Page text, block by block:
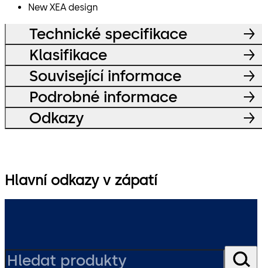
New XEA design
Technické specifikace
Klasifikace
Související informace
Podrobné informace
Odkazy
Hlavní odkazy v zápatí